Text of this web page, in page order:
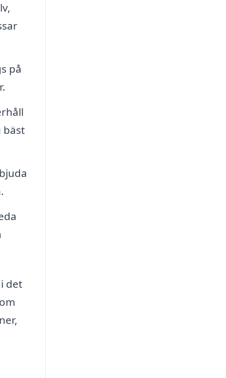
på
bäst
det